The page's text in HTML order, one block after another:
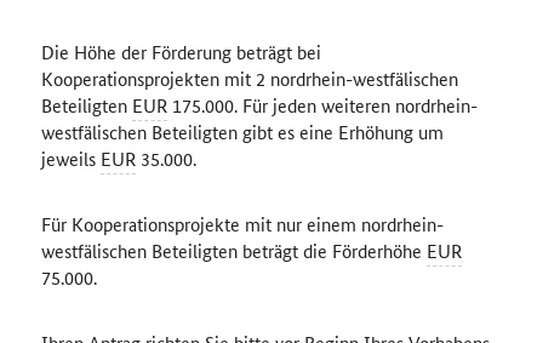
Die Höhe der Förderung beträgt bei
Kooperationsprojekten mit 2 nordrhein-westfälischen
Beteiligten EUR175.000. Für jeden weiteren nordrhein-
westfälischen Beteiligten gibt es eine Erhöhung um
jeweils EUR35.000.
Für Kooperationsprojekte mit nur einem nordrhein-
westfälischen Beteiligten beträgt die Förderhöhe EUR
75.000.